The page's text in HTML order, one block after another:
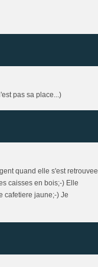
pas sa place...)
quand elle s'est retrouvee
caisses en bois;-) Elle
cafetiere jaune;-) Je